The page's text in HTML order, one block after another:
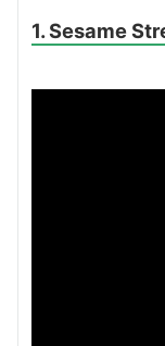
1. Sesame